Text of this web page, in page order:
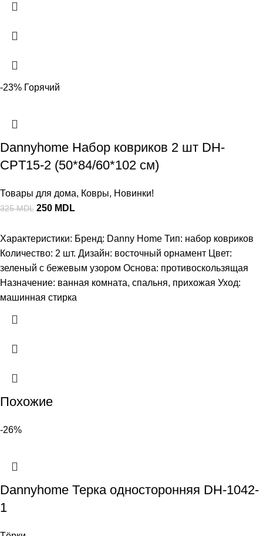
-23% Горячий
Dannyhome Набор ковриков 2 шт DH-
CPT15-2 (50*84/60*102 см)
Товары для дома, Ковры, Новинки!
325MDL 250 MDL
Характеристики: Бренд: Danny Home Тип: набор ковриков
Количество: 2 шт. Дизайн: восточный орнамент Цвет:
зеленый с бежевым узором Основа: противоскользящая
Назначение: ванная комната, спальня, прихожая Уход:
машинная стирка
Похожие
-26%
Dannyhome Терка односторонняя DH-1042-
1